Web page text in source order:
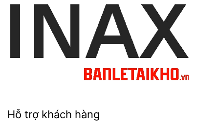
Hỗ trợ khách hàng